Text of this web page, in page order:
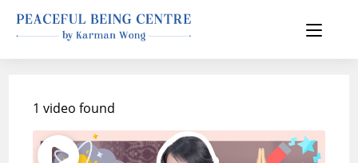
1 video found